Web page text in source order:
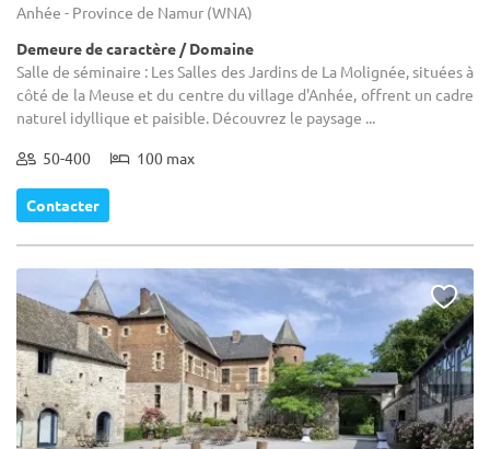
Anhée - Province de Namur (WNA)
Demeure de caractère / Domaine
Salle de séminaire : Les Salles des Jardins de La Molignée, situées à
côté de la Meuse et du centre du village d'Anhée, offrent un cadre
naturel idyllique et paisible. Découvrez le paysage ...
50-400 100 max
Contacter